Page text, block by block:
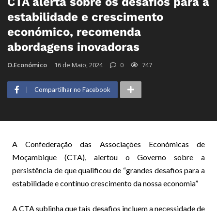
estabilidade e crescimento
económico, recomenda
abordagens inovadoras
O.Económico 16 de Maio, 2024 0 747
Compartilhar no Facebook
A Confederação das Associações Económicas de
Moçambique (CTA), alertou o Governo sobre a
persistência de que qualificou de “grandes desafios para a
estabilidade e contínuo crescimento da nossa economia”
A CTA sublinha que tais desafios incluem a necessidade de